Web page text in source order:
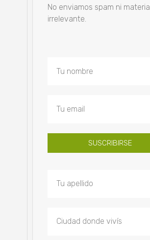
No enviamos spam ni material
irrelevante.
SUSCRIBIRSE